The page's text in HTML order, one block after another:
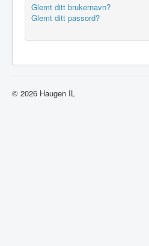
Glemt ditt brukernavn?
Glemt ditt passord?
© 2026 Haugen IL